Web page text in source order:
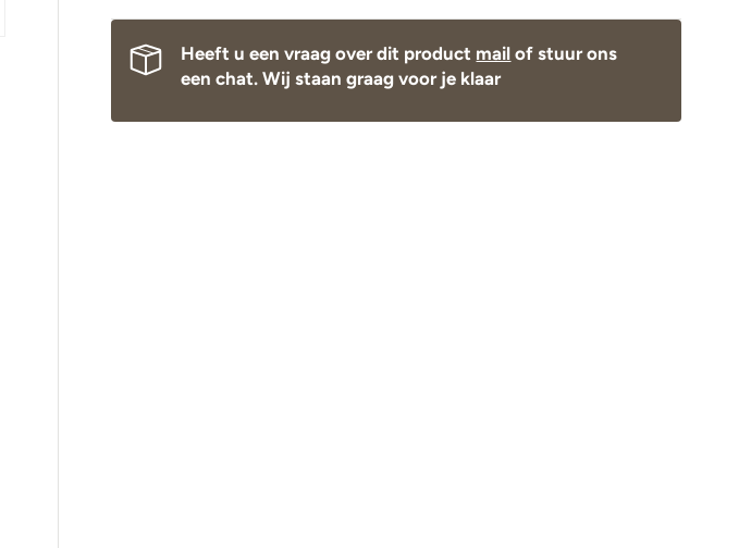
Heeft u een vraag over dit product mail of stuur ons
een chat. Wij staan graag voor je klaar